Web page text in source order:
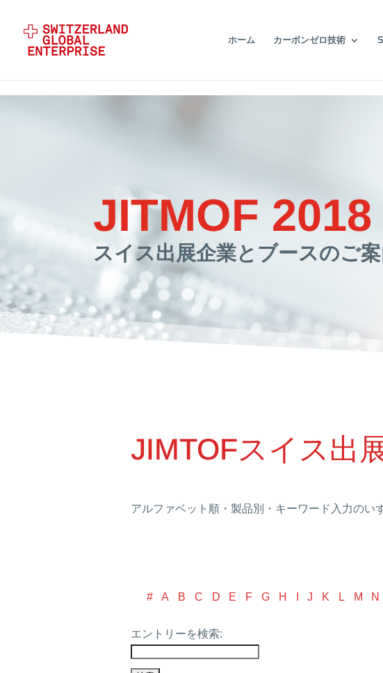
ホーム カーボンゼロ技術
JITMOF 2018
スイス出展企業とブースのご
JIMTOFスイス出
アルファベット順・製品別・キーワード入力のい
# A B C D E F G H J K L M N
エントリーを検索: